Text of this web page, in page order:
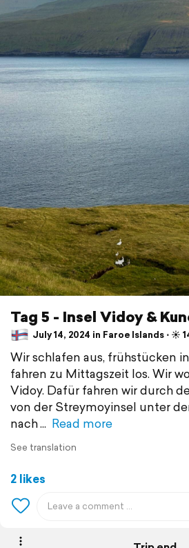
Tag 5 - Insel Vidoy &
July 14, 2024 in Faroe Islands ⋅ ☀️
Wir schlafen aus, frühstücken
fahren zu Mittagszeit los. Wir
Vidoy. Dafür fahren wir durch
von der Streymoyinsel unter
nach
Read more
See translation
2 likes